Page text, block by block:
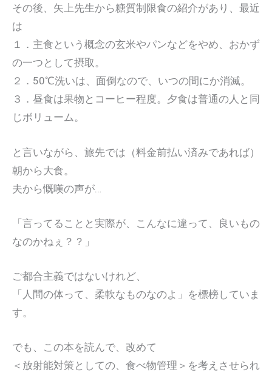
その後、矢上先生から糖質制限食の紹介があり、最近
は
１．主食という概念の玄米やパンなどをやめ、おかず
の一つとして摂取。
２．50℃洗いは、面倒なので、いつの間にか消滅。
３．昼食は果物とコーヒー程度。夕食は普通の人と同
じボリューム。
と言いながら、旅先では（料金前払い済みであれば）
朝から大食。
夫から慨嘆の声が…
「言ってることと実際が、こんなに違って、良いもの
なのかねぇ？？」
ご都合主義ではないけれど、
「人間の体って、柔軟なものなのよ」を標榜していま
す。
でも、この本を読んで、改めて
＜放射能対策としての、食べ物管理＞を考えさせられ